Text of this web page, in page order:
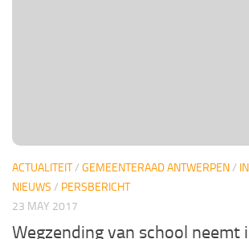
ACTUALITEIT/ GEMEENTERAAD ANTWERPEN/
NIEUWS / PERSBERICHT
23 MAY 2017
Wegzending van school neemt